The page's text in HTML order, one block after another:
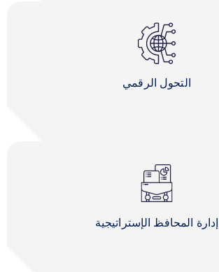
التحول الرقمي
إدارة المحافظ الإستراتيجية